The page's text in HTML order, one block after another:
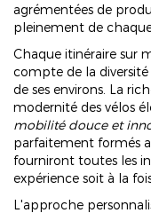
agrémentées de
pleinement de
Chaque itinéraire sur
compte de la
de ses environs. La
modernité des vélos
mobilité douce et
parfaitement formés
fourniront toutes les
expérience soit à la
L'approche